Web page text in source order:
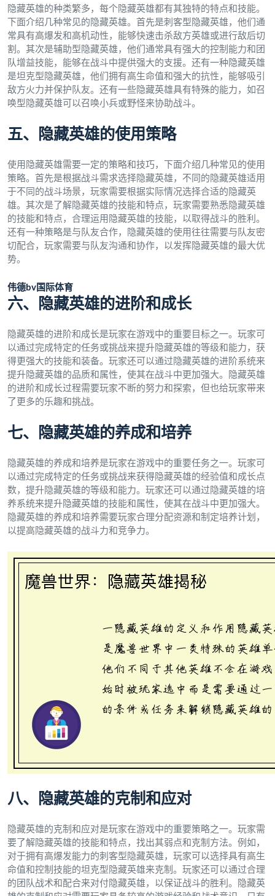
隐藏英雄的种类繁多，每个隐藏英雄都有其独特的特点和技能。
下面介绍几种常见的隐藏英雄。首先是刺客型隐藏英雄，他们通
常具有高爆发和高机动性，能够快速击杀敌方英雄或进行敌后切
割。其次是辅助型隐藏英雄，他们通常具有强大的控制能力和团
队增益技能，能够在战斗中提供强大的支援。还有一种隐藏英雄
是坦克型隐藏英雄，他们拥有高生命值和强大的抗性，能够吸引
敌方火力并保护队友。还有一些隐藏英雄具有特殊的能力，如召
唤型隐藏英雄可以召唤小兵或野怪来协助战斗。
五、隐藏英雄的使用策略
使用隐藏英雄需要一定的策略和技巧，下面介绍几种常见的使用
策略。首先是根据战斗需求选择隐藏英雄，不同的隐藏英雄适用
于不同的战斗场景，玩家需要根据实际情况选择合适的隐藏英
雄。其次是了解隐藏英雄的技能和特点，玩家需要熟悉隐藏英雄
的技能和特点，合理运用隐藏英雄的技能，以取得战斗的胜利。
还有一种策略是与队友合作，隐藏英雄的使用往往需要与队友密
切配合，玩家需要与队友沟通和协作，以发挥隐藏英雄的最大优
势。
伟德bv国际体育
六、隐藏英雄的进阶和成长
隐藏英雄的进阶和成长是玩家在游戏中的重要目标之一。玩家可
以通过完成特定的任务或挑战来提升隐藏英雄的等级和能力，获
得更强大的技能和装备。玩家还可以通过隐藏英雄的进阶系统来
提升隐藏英雄的品质和属性，使其在战斗中更加强大。隐藏英雄
的进阶和成长过程需要玩家不断的努力和探索，但也给玩家带来
了更多的乐趣和挑战。
七、隐藏英雄的养成和培养
隐藏英雄的养成和培养是玩家在游戏中的重要任务之一。玩家可
以通过完成特定的任务或挑战来获得隐藏英雄的经验值和成长点
数，提升隐藏英雄的等级和能力。玩家还可以通过隐藏英雄的培
养系统来提升隐藏英雄的技能和属性，使其在战斗中更加强大。
隐藏英雄的养成和培养需要玩家合理分配资源和制定培养计划，
以提高隐藏英雄的战斗力和竞争力。
八、隐藏英雄的克制和应对
隐藏英雄的克制和应对是玩家在游戏中的重要策略之一。玩家需
要了解隐藏英雄的技能和特点，找出其弱点和克制方法。例如，
对于拥有高爆发能力的刺客型隐藏英雄，玩家可以选择具有高生
命值和控制技能的坦克型隐藏英雄来克制。玩家还可以通过合理
的团队战术和配合来对付隐藏英雄，以保证战斗的胜利。隐藏英